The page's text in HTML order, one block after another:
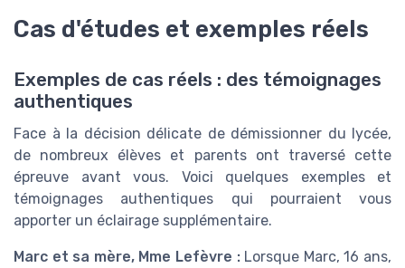
Cas d'études et exemples réels
Exemples de cas réels : des témoignages
authentiques
Face à la décision délicate de démissionner du lycée,
de nombreux élèves et parents ont traversé cette
épreuve avant vous. Voici quelques exemples et
témoignages authentiques qui pourraient vous
apporter un éclairage supplémentaire.
Marc et sa mère, Mme Lefèvre :Lorsque Marc, 16 ans,